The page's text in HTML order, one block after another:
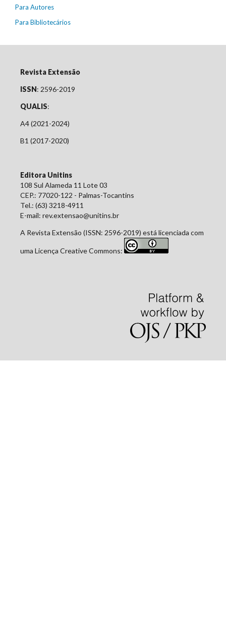
Para Autores
Para Bibliotecários
Revista Extensão
ISSN: 2596-2019
QUALIS:
A4 (2021-2024)
B1 (2017-2020)
Editora Unitins
108 Sul Alameda 11 Lote 03
CEP.: 77020-122 - Palmas-Tocantins
Tel.: (63) 3218-4911
E-mail: rev.extensao@unitins.br
A Revista Extensão (ISSN: 2596-2019) está licenciada com
uma Licença Creative Commons: